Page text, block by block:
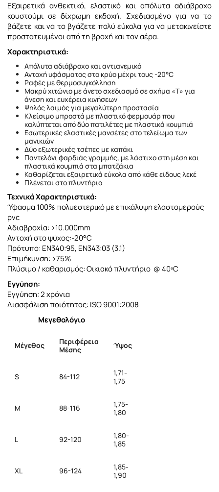
Εξαιρετικά ανθεκτικό, ελαστικό και απόλυτα αδιάβροχο
κουστούμι σε δίχρωμη εκδοχή. Σχεδιασμένο για να το
βάζετε και να το βγάζετε πολύ εύκολα για να μετακινείστε
προστατευμένοι από τη βροχή και τον αέρα.
Χαρακτηριστικά:
Απόλυτα αδιάβροχο και αντιανεμικό
Αντοχή υφάσματος στο κρύο μέχρι τους -20°C
Ραφές με θερμοσυγκόλληση
Μακρύ χιτώνιο με άνετο σχεδιασμό σε σχήμα «Τ» για
άνεση και ευχέρεια κινήσεων
Ψηλός λαιμός για μεγαλύτερη προστασία
Κλείσιμο μπροστά με πλαστικό φερμουάρ που
καλύπτεται από δύο πατιλέτες με πλαστικά κουμπιά
Εσωτερικές ελαστικές μανσέτες στο τελείωμα των
μανικιών
Δύο εξωτερικές τσέπες με καπάκι
Παντελόνι φαρδιάς γραμμής, με λάστιχο στη μέση και
πλαστικά κουμπιά στα μπατζάκια
Καθαρίζεται εξαιρετικά εύκολα από κάθε είδους λεκέ
Πλένεται στο πλυντήριο
Τεχνικά Χαρακτηριστικά:
Ύφασμα 100% πολυεστερικό με επικάλυψη ελαστομερούς
pvc
Αδιαβροχία: >10.000mm
Αντοχή στο ψύχος:-20°C
Πρότυπο: EN340:95, EN343:03 (3.1)
Επιμήκυνση: >75%
Πλύσιμο / καθαρισμός: Οικιακό πλυντήριο @ 40ºC
Εγγύηση:
Εγγύηση: 2 χρόνια
Διασφάλιση ποιότητας: ISO 9001:2008
Μεγεθολόγιο
Μέγεθος
Περιφέρεια
Μέσης
Ύψος
S 84-112
1,71-
1,75
M 88-116
1,75-
1,80
L 92-120
1,80-
1,85
XL 96-124
1,85-
1,90